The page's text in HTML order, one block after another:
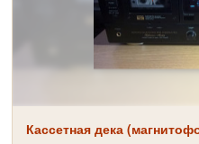
Кассетная дека